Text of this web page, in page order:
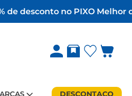
de desconto no PIXO Melhor
DESCONTAÇO